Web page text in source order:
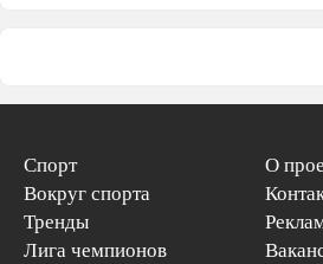
Спорт
Вокруг спорта
Тренды
Лига чемпионов
О